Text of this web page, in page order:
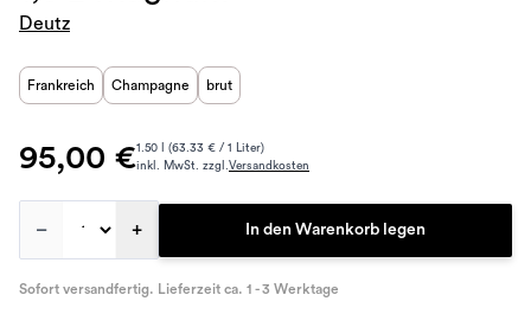
Deutz
Frankreich Champagne brut
95,00 €1.50 l (63.33 € / 1 Liter)
inkl. MwSt. zzgl.Versandkosten
– + In den Warenkorb legen
Sofort versandfertig. Lieferzeit ca. 1 - 3 Werktage